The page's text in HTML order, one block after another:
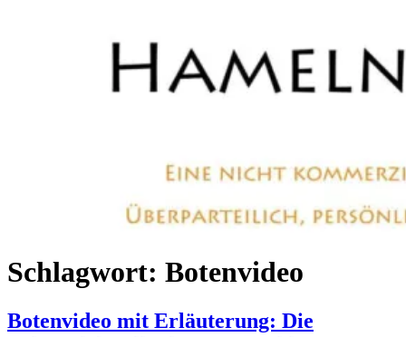
Schlagwort: Botenvideo
Botenvideo mit Erläuterung: Die